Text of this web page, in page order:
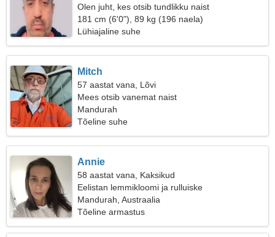
Olen juht, kes otsib tundlikku naist
181 cm (6'0"), 89 kg (196 naela)
Lühiajaline suhe
Mitch
57 aastat vana, Lõvi
Mees otsib vanemat naist
Mandurah
Tõeline suhe
Annie
58 aastat vana, Kaksikud
Eelistan lemmikloomi ja rulluiske
Mandurah, Austraalia
Tõeline armastus